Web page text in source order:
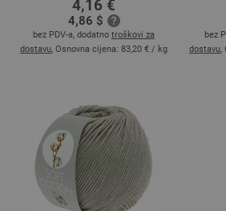
4,16 €
4,86 $
bez PDV-a, dodatno troškovi za
dostavu, Osnovna cijena: 83,20 € / kg
bez
dostavu,